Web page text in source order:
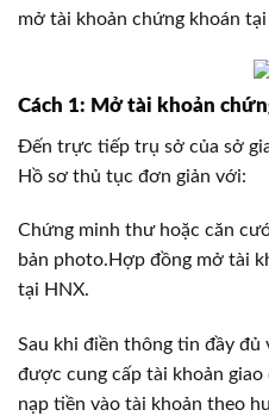
mở tài khoản chứng khoán
Cách 1: Mở tài khoản
Đến trực tiếp trụ sở của sở
Hồ sơ thủ tục đơn giản với:
Chứng minh thư hoặc căn
bản photo.Hợp đồng mở tài
tại HNX.
Sau khi điền thông tin đầy
được cung cấp tài khoản
nạp tiền vào tài khoản theo